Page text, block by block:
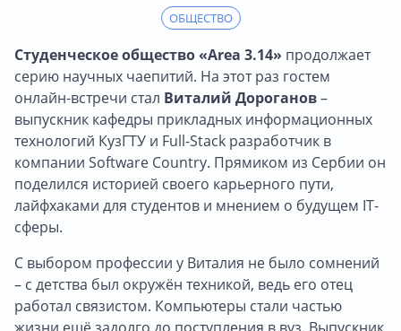
ОБЩЕСТВО
Студенческое общество «Area 3.14» продолжает
серию научных чаепитий. На этот раз гостем
онлайн-встречи стал Виталий Дороганов–
выпускник кафедры прикладных информационных
технологий КузГТУ и Full-Stack разработчик в
компании Software Country. Прямиком из Сербии он
поделился историей своего карьерного пути,
лайфхаками для студентов и мнением о будущем IT-
сферы.
С выбором профессии у Виталия не было сомнений
– с детства был окружён техникой, ведь его отец
работал связистом. Компьютеры стали частью